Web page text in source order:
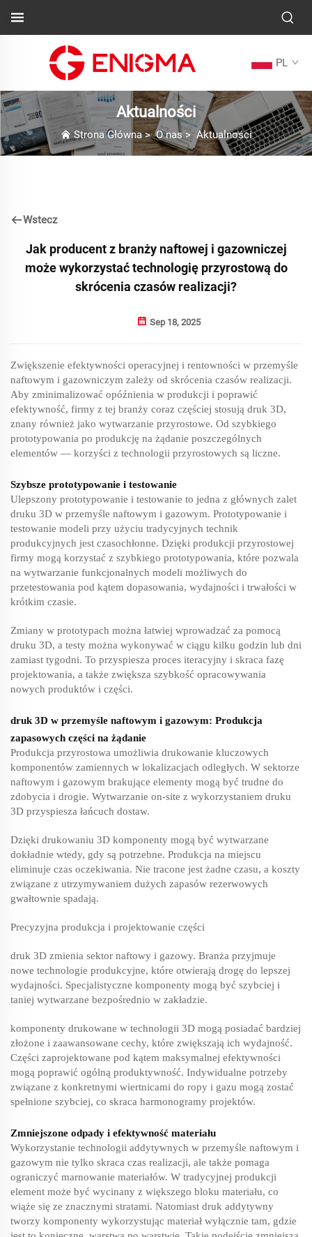
PL
Aktualności
Strona Główna>O nas>Aktualności
Wstecz
Jak producent z branży naftowej i gazowniczej
może wykorzystać technologię przyrostową do
skrócenia czasów realizacji?
Sep 18, 2025
Zwiększenie efektywności operacyjnej i rentowności w przemyśle
naftowym i gazowniczym zależy od skrócenia czasów realizacji.
Aby zminimalizować opóźnienia w produkcji i poprawić
efektywność, firmy z tej branży coraz częściej stosują druk 3D,
znany również jako wytwarzanie przyrostowe. Od szybkiego
prototypowania po produkcję na żądanie poszczególnych
elementów — korzyści z technologii przyrostowych są liczne.
Szybsze prototypowanie i testowanie
Ulepszony prototypowanie i testowanie to jedna z głównych zalet
druku 3D w przemyśle naftowym i gazowym. Prototypowanie i
testowanie modeli przy użyciu tradycyjnych technik
produkcyjnych jest czasochłonne. Dzięki produkcji przyrostowej
firmy mogą korzystać z szybkiego prototypowania, które pozwala
na wytwarzanie funkcjonalnych modeli możliwych do
przetestowania pod kątem dopasowania, wydajności i trwałości w
krótkim czasie.
Zmiany w prototypach można łatwiej wprowadzać za pomocą
druku 3D, a testy można wykonywać w ciągu kilku godzin lub dni
zamiast tygodni. To przyspiesza proces iteracyjny i skraca fazę
projektowania, a także zwiększa szybkość opracowywania
nowych produktów i części.
druk 3D w przemyśle naftowym i gazowym: Produkcja
zapasowych części na żądanie
Produkcja przyrostowa umożliwia drukowanie kluczowych
komponentów zamiennych w lokalizacjach odległych. W sektorze
naftowym i gazowym brakujące elementy mogą być trudne do
zdobycia i drogie. Wytwarzanie on-site z wykorzystaniem druku
3D przyspiesza łańcuch dostaw.
Dzięki drukowaniu 3D komponenty mogą być wytwarzane
dokładnie wtedy, gdy są potrzebne. Produkcja na miejscu
eliminuje czas oczekiwania. Nie tracone jest żadne czasu, a koszty
związane z utrzymywaniem dużych zapasów rezerwowych
gwałtownie spadają.
Precyzyjna produkcja i projektowanie części
druk 3D zmienia sektor naftowy i gazowy. Branża przyjmuje
nowe technologie produkcyjne, które otwierają drogę do lepszej
wydajności. Specjalistyczne komponenty mogą być szybciej i
taniej wytwarzane bezpośrednio w zakładzie.
komponenty drukowane w technologii 3D mogą posiadać bardziej
złożone i zaawansowane cechy, które zwiększają ich wydajność.
Części zaprojektowane pod kątem maksymalnej efektywności
mogą poprawić ogólną produktywność. Indywidualne potrzeby
związane z konkretnymi wiertnicami do ropy i gazu mogą zostać
spełnione szybciej, co skraca harmonogramy projektów.
Zmniejszone odpady i efektywność materiału
Wykorzystanie technologii addytywnych w przemyśle naftowym i
gazowym nie tylko skraca czas realizacji, ale także pomaga
ograniczyć marnowanie materiałów. W tradycyjnej produkcji
element może być wycinany z większego bloku materiału, co
wiąże się ze znacznymi stratami. Natomiast druk addytywny
tworzy komponenty wykorzystując materiał wyłącznie tam, gdzie